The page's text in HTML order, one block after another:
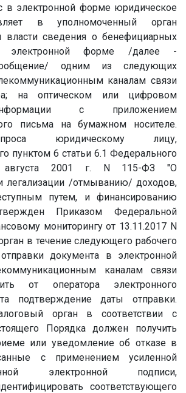
в электронной форме юридическое
в уполномоченный орган
власти сведения о бенефициарных
электронной форме /далее -
одним из следующих
каналам связи
на оптическом или цифровом
с приложением
письма на бумажном носителе.
юридическому лицу,
пунктом 6 статьи 6.1 Федерального
2001 г. N 115-ФЗ "О
легализации /отмыванию/ доходов,
путем, и финансированию
Приказом Федеральной
мониторингу от 13.11.2017 N
в течение следующего рабочего
документа в электронной
каналам связи
от оператора электронного
подтверждение даты отправки.
орган в соответствии с
Порядка должен получить
или уведомление об отказе в
с применением усиленной
электронной подписи,
соответствующего